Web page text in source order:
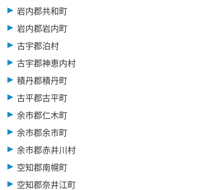
岩内郡共和町
岩内郡岩内町
古宇郡泊村
古宇郡神恵内村
積丹郡積丹町
古平郡古平町
余市郡仁木町
余市郡余市町
余市郡赤井川村
空知郡南幌町
空知郡奈井江町